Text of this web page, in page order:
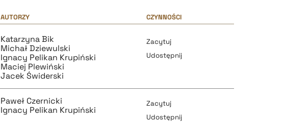
AUTORZY CZYNNOŚCI
Katarzyna Bik
Michał Dziewulski
Ignacy Pelikan Krupiński
Maciej Plewiński
Jacek Świderski
Zacytuj
Udostępnij
Paweł Czernicki
Ignacy Pelikan Krupiński
Zacytuj
Udostępnij